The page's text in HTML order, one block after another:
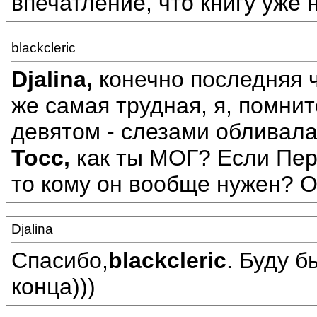
blackcleric
Djalina, конечно последняя
же самая трудная, я,
девятом - слезами
Тосс, как ты МОГ? Если
то кому он вообще нужен?
Djalina
Спасибо,blackcleric. Буду
конца)))